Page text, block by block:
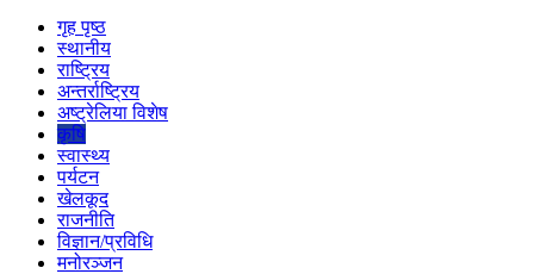
गृह पृष्ठ
स्थानीय
राष्ट्रिय
अन्तर्राष्ट्रिय
अष्ट्रेलिया विशेष
कृषि
स्वास्थ्य
पर्यटन
खेलकूद
राजनीति
विज्ञान/प्रविधि
मनोरञ्जन